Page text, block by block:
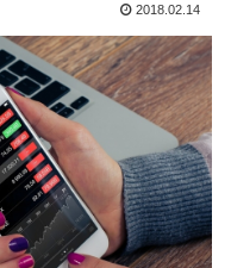
2018.02.14